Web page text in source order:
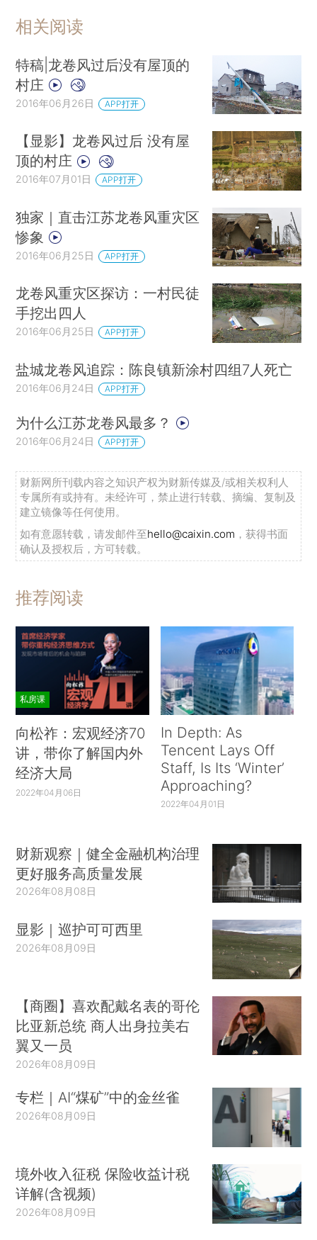
相关阅读
特稿|龙卷风过后没有屋顶的
村庄
2016年06月26日 APP打开
【显影】龙卷风过后 没有屋
顶的村庄
2016年07月01日 APP打开
独家｜直击江苏龙卷风重灾区
惨象
2016年06月25日 APP打开
龙卷风重灾区探访：一村民徒
手挖出四人
2016年06月25日 APP打开
盐城龙卷风追踪：陈良镇新涂村四组7人死亡
2016年06月24日 APP打开
为什么江苏龙卷风最多？
2016年06月24日 APP打开
财新网所刊载内容之知识产权为财新传媒及/或相关权利人
专属所有或持有。未经许可，禁止进行转载、摘编、复制及
建立镜像等任何使用。
如有意愿转载，请发邮件至hello@caixin.com ，获得书面
确认及授权后，方可转载。
推荐阅读
私房课
向松祚：宏观经济70
讲，带你了解国内外
经济大局
2022年04月06日
In Depth: As
Tencent Lays Off
Staff, Is Its ‘Winter’
Approaching?
2022年04月01日
财新观察｜健全金融机构治理
更好服务高质量发展
2026年08月08日
显影｜巡护可可西里
2026年08月09日
【商圈】喜欢配戴名表的哥伦
比亚新总统 商人出身拉美右
翼又一员
2026年08月09日
专栏｜AI“煤矿”中的金丝雀
2026年08月09日
境外收入征税 保险收益计税
详解(含视频)
2026年08月09日